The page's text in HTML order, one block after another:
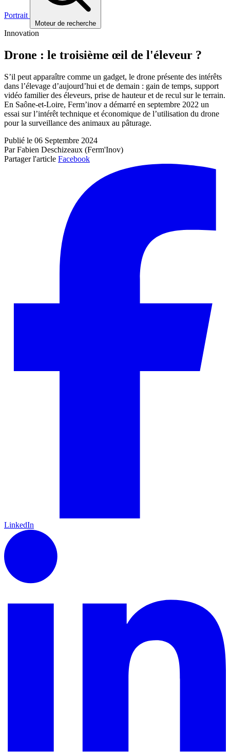
Portrait
Moteur de recherche
Innovation
Drone : le troisième œil de l'éleveur ?
S’il peut apparaître comme un gadget, le drone présente des intérêts
dans l’élevage d’aujourd’hui et de demain : gain de temps, support
vidéo familier des éleveurs, prise de hauteur et de recul sur le terrain.
En Saône-et-Loire, Ferm’inov a démarré en septembre 2022 un
essai sur l’intérêt technique et économique de l’utilisation du drone
pour la surveillance des animaux au pâturage.
Publié le 06 Septembre 2024
Par Fabien Deschizeaux (Ferm'Inov)
Partager l'article Facebook
LinkedIn